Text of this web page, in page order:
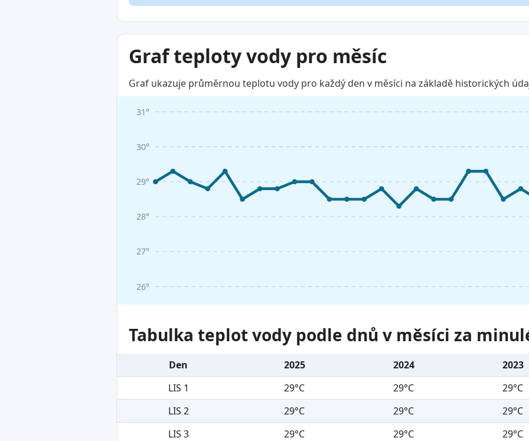
Graf teploty vody pro měsíc
Graf ukazuje průměrnou teplotu vody pro každý den v měsíci na základě historických
26°
27°
28°
29°
30°
31°
Tabulka teplot vody podle dnů v měsíci za
Den 2025 2024
2023
LIS 1
29°C 29°C
29°C
LIS 2
29°C 29°C
29°C
LIS 3
29°C 29°C
29°C